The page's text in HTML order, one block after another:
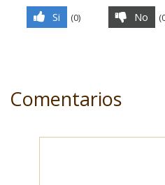
Si (0) No (
Comentarios